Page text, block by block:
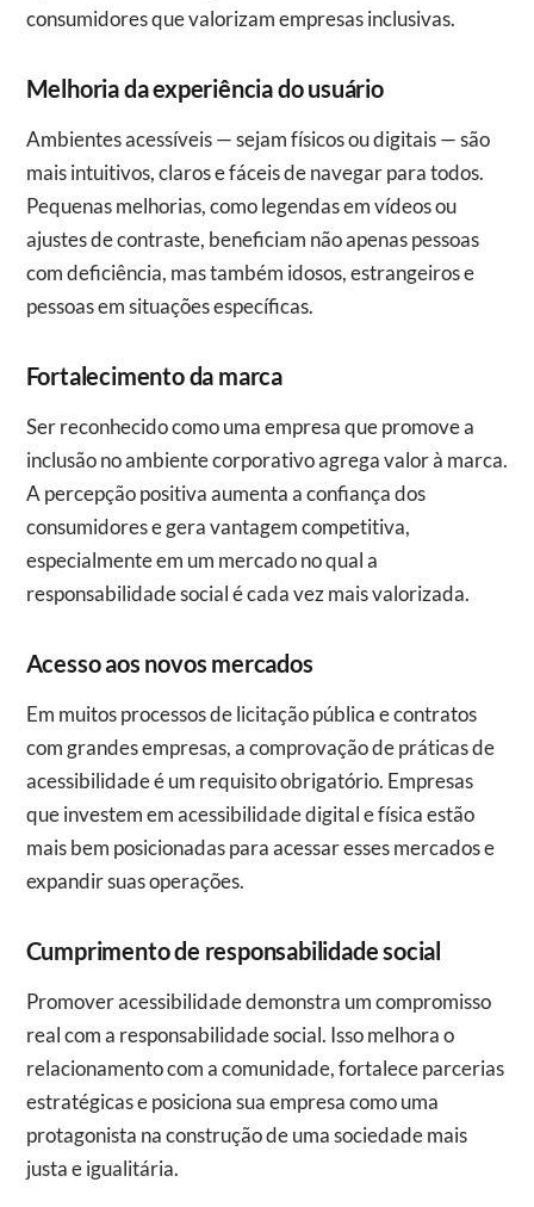
consumidores que valorizam empresas inclusivas.
Melhoria da experiência do usuário
Ambientes acessíveis — sejam físicos ou digitais — são
mais intuitivos, claros e fáceis de navegar para todos.
Pequenas melhorias, como legendas em vídeos ou
ajustes de contraste, beneficiam não apenas pessoas
com deficiência, mas também idosos, estrangeiros e
pessoas em situações específicas.
Fortalecimento da marca
Ser reconhecido como uma empresa que promove a
inclusão no ambiente corporativo agrega valor à marca.
A percepção positiva aumenta a confiança dos
consumidores e gera vantagem competitiva,
especialmente em um mercado no qual a
responsabilidade social é cada vez mais valorizada.
Acesso aos novos mercados
Em muitos processos de licitação pública e contratos
com grandes empresas, a comprovação de práticas de
acessibilidade é um requisito obrigatório. Empresas
que investem em acessibilidade digital e física estão
mais bem posicionadas para acessar esses mercados e
expandir suas operações.
Cumprimento de responsabilidade social
Promover acessibilidade demonstra um compromisso
real com a responsabilidade social. Isso melhora o
relacionamento com a comunidade, fortalece parcerias
estratégicas e posiciona sua empresa como uma
protagonista na construção de uma sociedade mais
justa e igualitária.